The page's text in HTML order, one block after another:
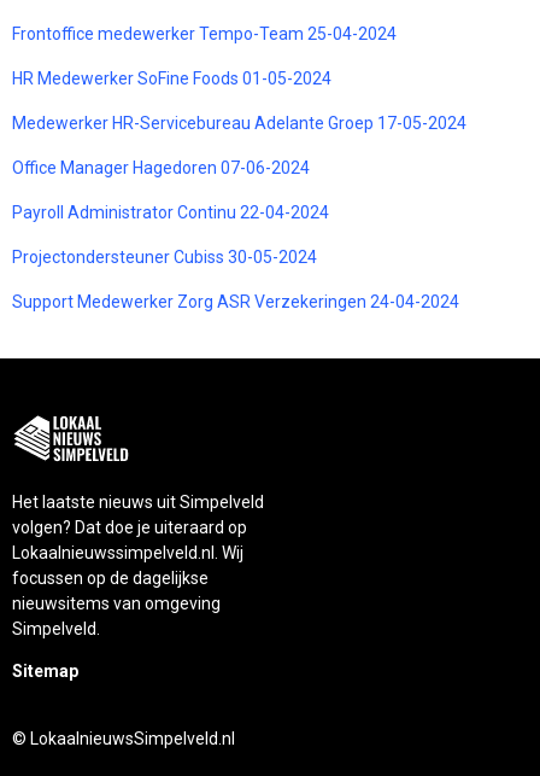
Frontoffice medewerker Tempo-Team 25-04-2024
HR Medewerker SoFine Foods 01-05-2024
Medewerker HR-Servicebureau Adelante Groep 17-05-2024
Office Manager Hagedoren 07-06-2024
Payroll Administrator Continu 22-04-2024
Projectondersteuner Cubiss 30-05-2024
Support Medewerker Zorg ASR Verzekeringen 24-04-2024
Het laatste nieuws uit Simpelveld
volgen? Dat doe je uiteraard op
Lokaalnieuwssimpelveld.nl. Wij
focussen op de dagelijkse
nieuwsitems van omgeving
Simpelveld.
Sitemap
© LokaalnieuwsSimpelveld.nl